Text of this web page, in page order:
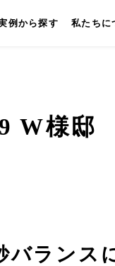
例から探す 私たちに
W様邸
バランス